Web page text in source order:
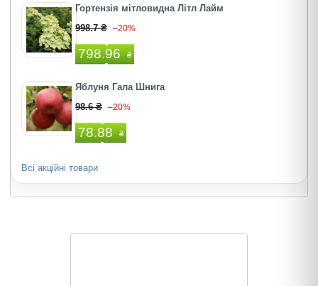
Гортензія мітловидна Літл Лайм
998.7 ₴ –20%
798.96 ₴
Яблуня Гала Шнига
98.6 ₴ –20%
78.88 ₴
Всі акційні товари